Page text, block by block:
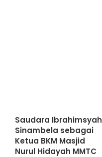
Saudara Ibrahimsyah
Sinambela sebagai
Ketua BKM Masjid
Nurul Hidayah MMTC